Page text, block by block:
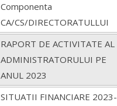
Componenta
CA/CS/DIRECTORATULLUI
RAPORT DE ACTIVITATE AL
ADMINISTRATORULUI PE
ANUL 2023
SITUATII FINANCIARE 2023-